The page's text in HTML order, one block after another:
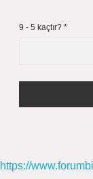
9 - 5 kaçtır? *
https://